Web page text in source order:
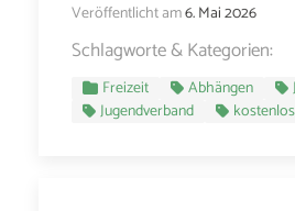
Veröffentlicht am6. Mai 2026
Schlagworte & Kategorien:
Freizeit Abhängen
Jugendverband
kostenlos